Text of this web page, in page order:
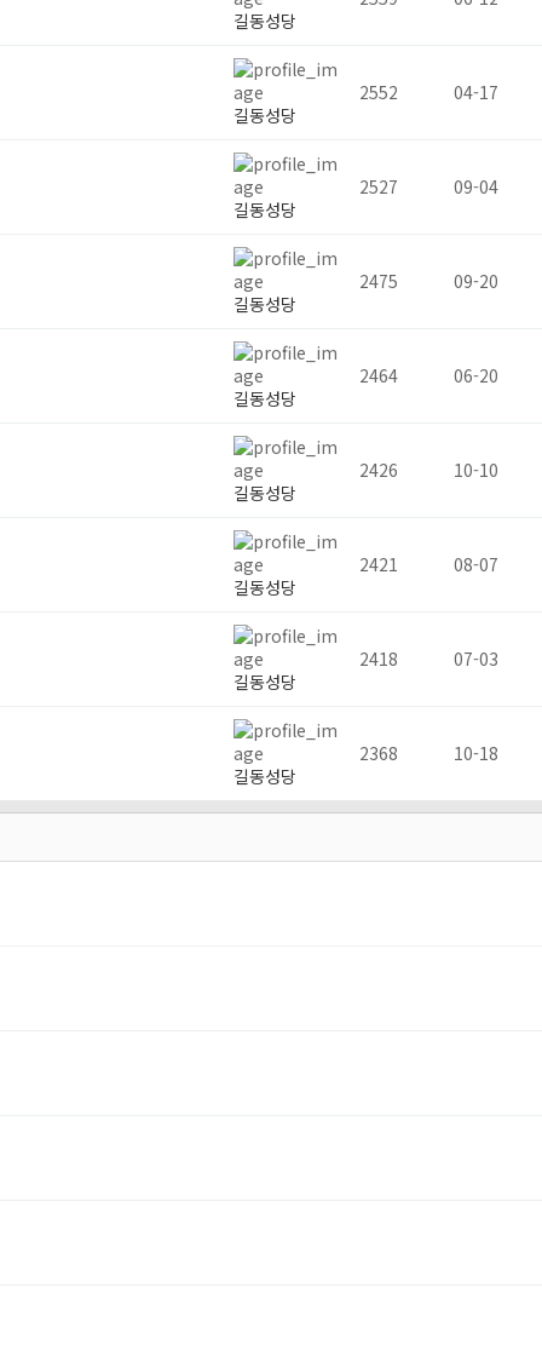
길동성당
길동성당
2552 04-17
길동성당
2527 09-04
길동성당
2475 09-20
길동성당
2464 06-20
길동성당
2426 10-10
길동성당
2421 08-07
길동성당
2418 07-03
길동성당
2368 10-18